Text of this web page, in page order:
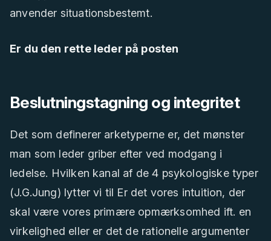
anvender situationsbestemt.
Er du den rette leder på posten
Beslutningstagning og integritet
Det som definerer arketyperne er, det mønster
man som leder griber efter ved modgang i
ledelse. Hvilken kanal af de 4 psykologiske typer
(J.G.Jung) lytter vi til Er det vores intuition, der
skal være vores primære opmærksomhed ift. en
virkelighed eller er det de rationelle argumenter